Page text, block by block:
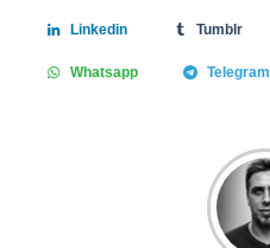
Linkedin Tumblr
Whatsapp Telegram